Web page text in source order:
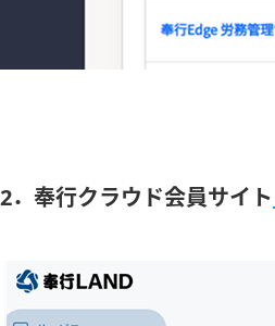
2．奉行クラウド会員サイト